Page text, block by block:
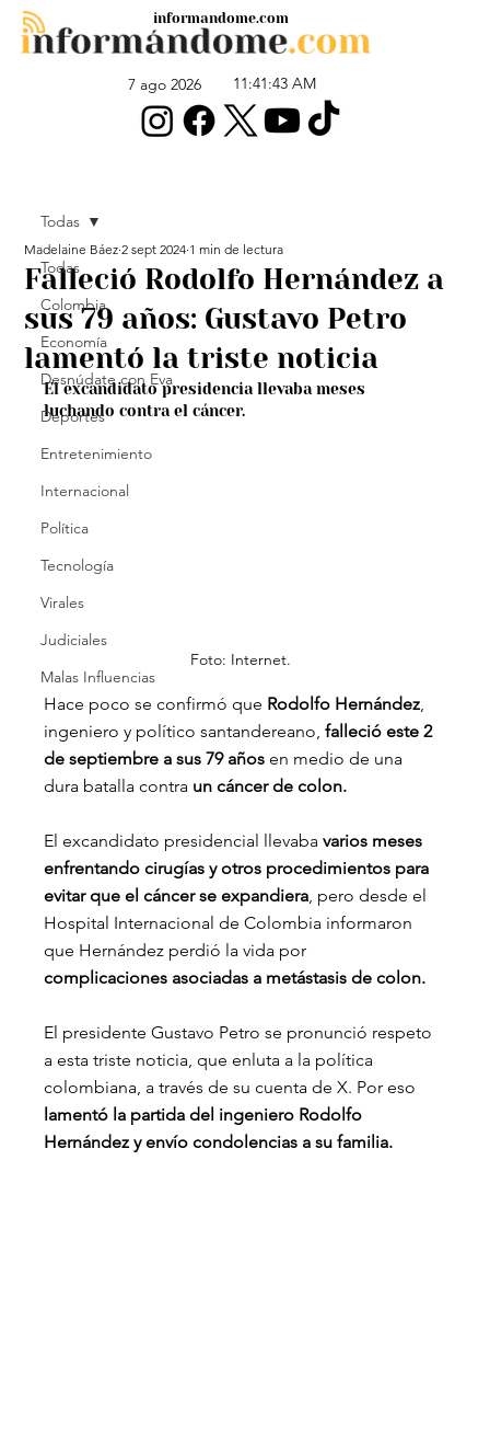
7 ago 2026 11:41:43 AM
informandome.com
Todas
Colombia
Economía
Desnúdate con Eva
Deportes
Entretenimiento
Internacional
Política
Tecnología
Virales
Judiciales
Malas Influencias
Todas
Falleció Rodolfo Hernández a
sus 79 años: Gustavo Petro
lamentó la triste noticia
Madelaine Báez 2 sept 2024 1 min de lectura
El excandidato presidencia llevaba meses
luchando contra el cáncer.
Foto: Internet.
Hace poco se confirmó que Rodolfo Hernández
ingeniero y político santandereano, falleció este 2
de septiembre a sus 79 años en medio de una
dura batalla contra un cáncer de colon.
El excandidato presidencial llevaba varios meses
enfrentando cirugías y otros procedimientos para
evitar que el cáncer se expandiera , pero desde el
Hospital Internacional de Colombia informaron
que Hernández perdió la vida por
complicaciones asociadas a metástasis de colon.
El presidente Gustavo Petro se pronunció respeto
a esta triste noticia, que enluta a la política
colombiana, a través de su cuenta de X. Por eso
lamentó la partida del ingeniero Rodolfo
Hernández y envío condolencias a su familia.